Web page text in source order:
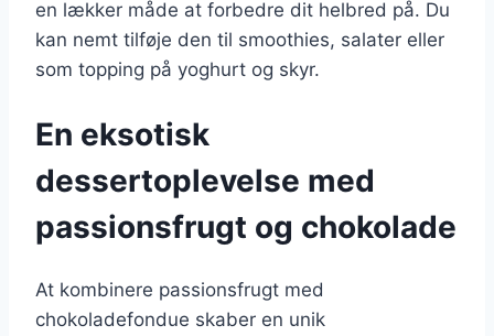
en lækker måde at forbedre dit helbred på. Du
kan nemt tilføje den til smoothies, salater eller
som topping på yoghurt og skyr.
En eksotisk
dessertoplevelse med
passionsfrugt og chokolade
At kombinere passionsfrugt med
chokoladefondue skaber en unik